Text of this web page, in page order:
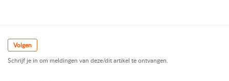
Volgen
Schrijf je in om meldingen van deze/dit artikel te ontvangen.